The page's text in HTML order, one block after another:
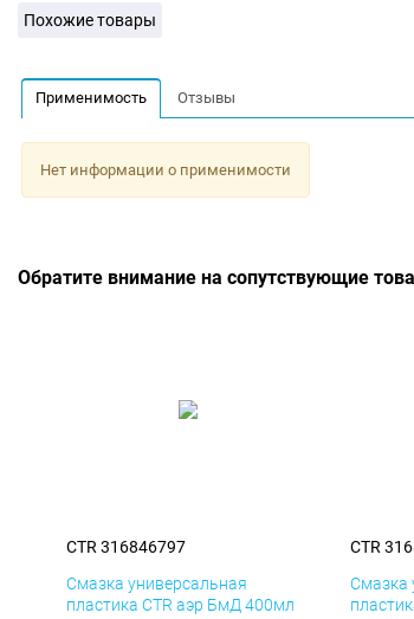
Похожие товары
Применимость Отзывы
Нет информации о применимости
Обратите внимание на сопутствующие
CTR 316846797
Смазка универсальная
пластика CTR аэр БмД 400мл
CTR
Смазка